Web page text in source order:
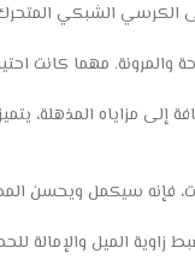
الشبكي
والمرونة. مهما
إلى مزاياه
فإنه سيكمل ويحسن
زاوية الميل